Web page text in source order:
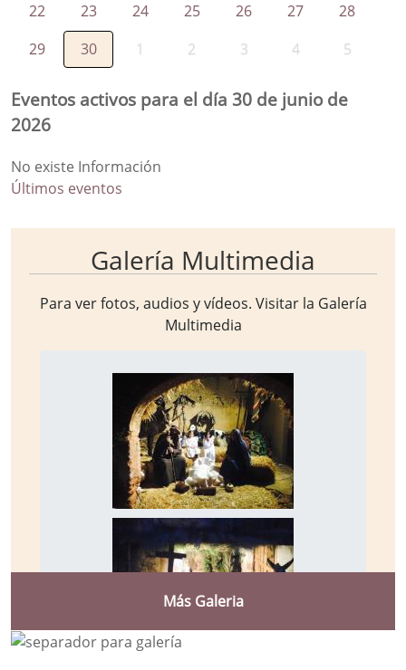
22 23 24 25 26 27
28
29
30 1 2 3 4 5
Eventos activos para el día 30 de junio de
2026
No existe Información
Últimos eventos
Galería Multimedia
Para ver fotos, audios y vídeos. Visitar la Galería
Multimedia
Más Galeria